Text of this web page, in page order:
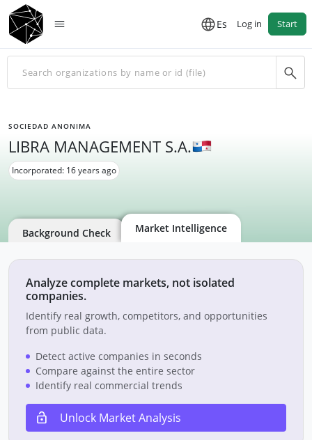
Es Log in Start
SOCIEDAD ANONIMA
LIBRA MANAGEMENT S.A.
Incorporated: 16 years ago
Background Check Market Intelligence
Analyze complete markets, not isolated
companies.
Identify real growth, competitors, and opportunities
from public data.
Detect active companies in seconds
Compare against the entire sector
Identify real commercial trends
Unlock Market Analysis